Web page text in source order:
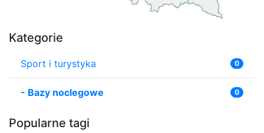
Kategorie
Sport i turystyka 0
- Bazy noclegowe 0
Popularne tagi